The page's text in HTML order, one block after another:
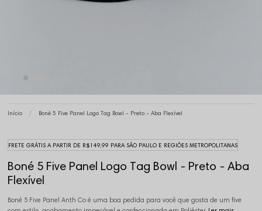
Início Boné 5 Five Panel Logo Tag Bowl - Preto - Aba Flexível
FRETE GRÁTIS A PARTIR DE R$149,99 PARA SÃO PAULO E REGIÕES METROPOLITANAS
Boné 5 Five Panel Logo Tag Bowl - Preto - Aba
Flexível
Boné 5 Five Panel Anth Co é uma boa pedida para você que gosta de um five